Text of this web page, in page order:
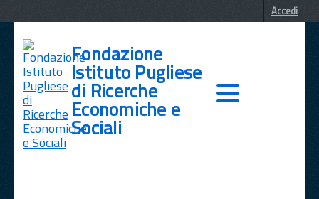
Accedi
Fondazione
Istituto Pugliese
di Ricerche
Economiche e
Sociali